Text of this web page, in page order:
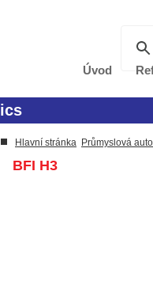
Úvod
Hlavní stránka Průmyslová
BFI H3